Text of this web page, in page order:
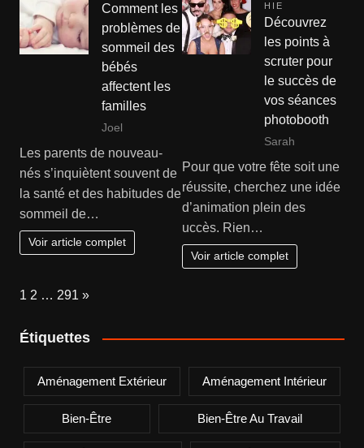
Comment les
problèmes de
sommeil des
bébés
affectent les
familles
Joel
Les parents de nouveau-
nés s’inquiètent souvent de
la santé et des habitudes de
sommeil de…
Voir article complet
HIE
Découvrez
les points à
scruter pour
le succès de
vos séances
photobooth
Sarah
Pour que votre fête soit une
réussite, cherchez une idée
d’animation plein des
uccès. Rien…
Voir article complet
Page:
1 2 … 291 Next
»
Étiquettes
Aménagement Extérieur Aménagement Intérieur
Bien-Être Bien-Être Au Travail